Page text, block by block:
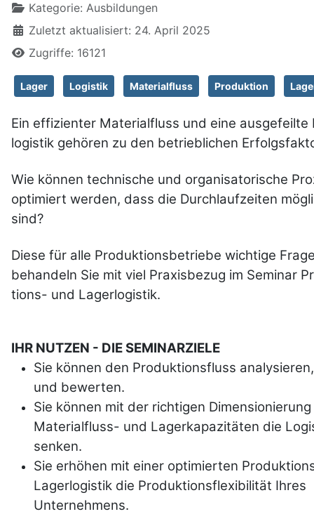
Kategorie: Ausbildungen
Zuletzt aktualisiert: 24. April 2025
Zugriffe: 16121
Lager Logistik Materialfluss Produktion
Ein effizienter Material­fluss und eine
logis­tik gehören zu den betrieb­lichen
Wie können technische und orga­nisa­to­rische
op­ti­miert werden, dass die Durch­lauf­zeiten
sind?
Diese für alle Pro­duk­tions­betriebe wich­tige
behandeln Sie mit viel Praxis­bezug im Seminar
tions- und Lager­logistik.
IHR NUTZEN - DIE SEMINARZIELE
Sie können den Produktionsfluss
und bewerten.
Sie können mit der richtigen
Materialfluss- und Lagerkapazitäten die
senken.
Sie erhöhen mit einer optimierten
Lagerlogistik die Produktionsflexibilität Ihres
Unternehmens.